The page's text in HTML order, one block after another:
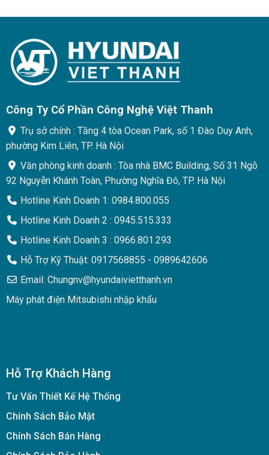
Công Ty Cổ Phần Công Nghệ Việt Thanh
Trụ sở chính : Tầng 4 tòa Ocean Park, số 1 Đào Duy Anh,
phường Kim Liên, TP. Hà Nội
Văn phòng kinh doanh : Tòa nhà BMC Building, Số 31 Ngõ
92 Nguyễn Khánh Toàn, Phường Nghĩa Đô, TP. Hà Nội
Hotline Kinh Doanh 1: 0984.800.055
Hotline Kinh Doanh 2 : 0945.515.333
Hotline Kinh Doanh 3 : 0966.801.293
Hỗ Trợ Kỹ Thuật: 0917568855 - 0989642606
Email: Chungnv@hyundaivietthanh.vn
Máy phát điện Mitsubishi nhập khẩu
Hỗ Trợ Khách Hàng
Tư Vấn Thiết Kế Hệ Thống
Chính Sách Bảo Mật
Chính Sách Bán Hàng